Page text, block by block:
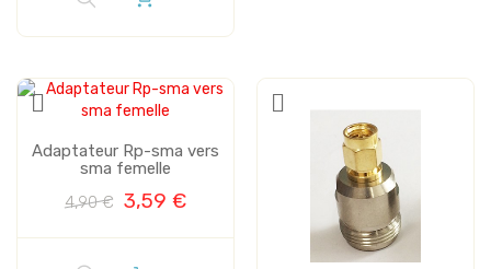
Adaptateur Rp-sma vers
sma femelle
4,90 € 3,59 €